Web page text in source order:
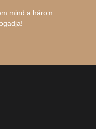
mind a három